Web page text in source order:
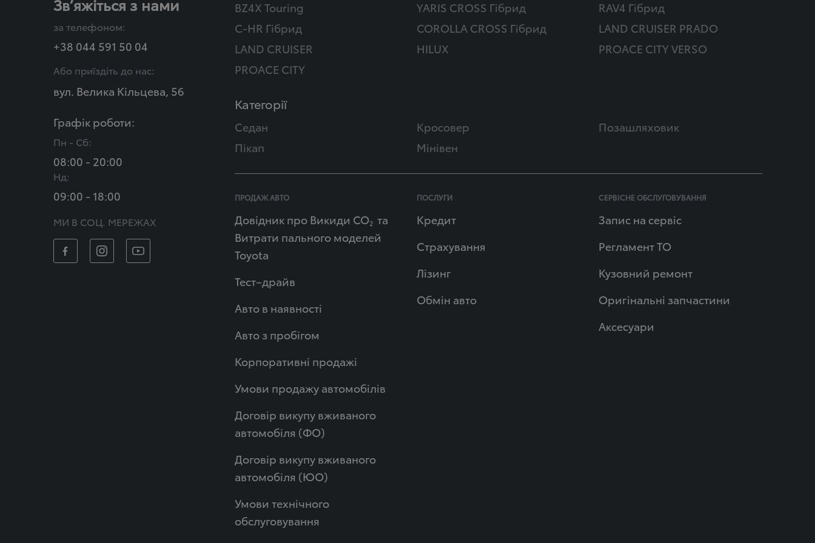
Зв’яжіться з нами
за телефоном:
+38 044 591 50 04
Або приїздіть до нас:
вул. Велика Кільцева, 56
Графік роботи:
Пн - Сб:
08:00 - 20:00
Нд:
09:00 - 18:00
МИ В СОЦ. МЕРЕЖАХ
BZ4X Touring
YARIS CROSS Гібрид
RAV4 Гібрид
C-HR Гібрид
COROLLA CROSS Гібрид
LAND CRUISER PRADO
LAND CRUISER
HILUX
PROACE CITY VERSO
PROACE CITY
Категорії
Седан Кросовер
Позашляховик
Пікап
Мінівен
ПРОДАЖ АВТО
Довідник про Викиди СО2 та
Витрати пального моделей
Toyota
Тест–драйв
Авто в наявності
Авто з пробігом
Корпоративні продажі
Умови продажу автомобілів
Договір викупу вживаного
автомобіля (ФО)
Договір викупу вживаного
автомобіля (ЮО)
Умови технічного
обслуговування
ПОСЛУГИ
Кредит
Страхування
Лізинг
Обмін авто
СЕРВІСНЕ ОБСЛУГОВУВАННЯ
Запис на сервіс
Регламент ТО
Кузовний ремонт
Оригінальні запчастини
Аксесуари